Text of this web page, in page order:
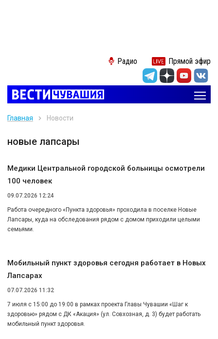
Радио Прямой эфир
Главная Новости
новые лапсары
Медики Центральной городской больницы осмотрели
100 человек
09.07.2026 12:24
Работа очередного «Пункта здоровья» проходила в поселке Новые
Лапсары, куда на обследования рядом с домом приходили целыми
семьями.
Мобильный пункт здоровья сегодня работает в Новых
Лапсарах
07.07.2026 11:32
7 июля с 15:00 до 19:00 в рамках проекта Главы Чувашии «Шаг к
здоровью» рядом с ДК «Акация» (ул. Совхозная, д. 3) будет работать
мобильный пункт здоровья.